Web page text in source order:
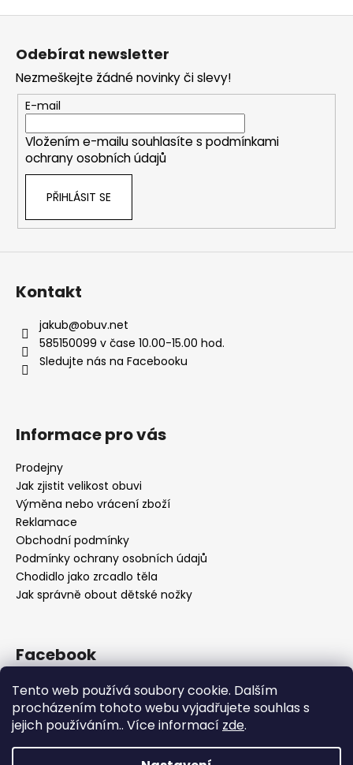
Tento web používá soubory cookie. Dalším
procházením tohoto webu vyjadřujete souhlas s
jejich používáním.. Více informací zde.
Z
Odebírat newsletter
Nezmeškejte žádné novinky či slevy!
E-mail
Vložením e-mailu souhlasíte s podmínkami
ochrany osobních údajů
PŘIHLÁSIT SE
Kontakt
jakub@obuv.net
585150099 v čase 10.00-15.00 hod.
Sledujte nás na Facebooku
Informace pro vás
Prodejny
Jak zjistit velikost obuvi
Výměna nebo vrácení zboží
Reklamace
Obchodní podmínky
Podmínky ochrany osobních údajů
Chodidlo jako zrcadlo těla
Jak správně obout dětské nožky
Facebook